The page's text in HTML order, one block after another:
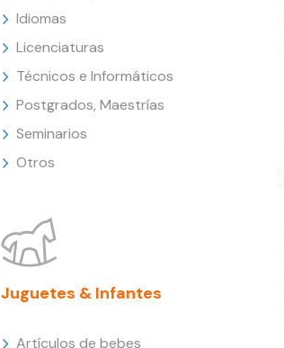
Idiomas
Licenciaturas
Técnicos e Informáticos
Postgrados, Maestrías
Seminarios
Otros
Juguetes & Infantes
Artículos de bebes